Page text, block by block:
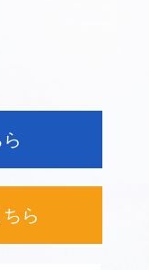
ちら